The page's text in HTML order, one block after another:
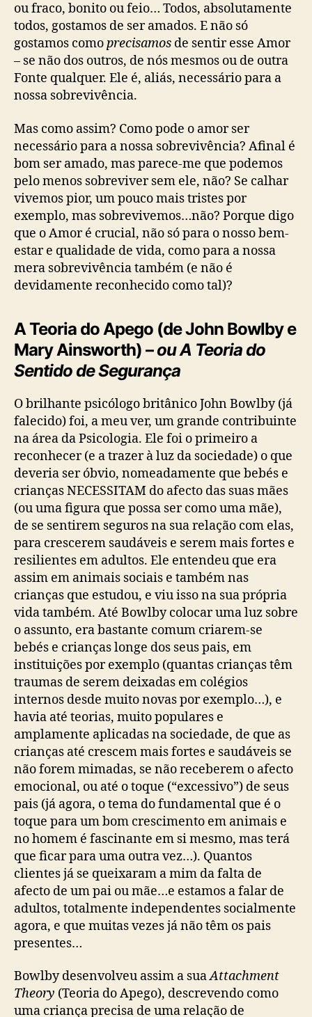
ou fraco, bonito ou feio… Todos, absolutamente
todos, gostamos de ser amados. E não só
gostamos comoprecisamos de sentir esse Amor
– se não dos outros, de nós mesmos ou de outra
Fonte qualquer. Ele é, aliás, necessário para a
nossa sobrevivência.
Mas como assim? Como pode o amor ser
necessário para a nossa sobrevivência? Afinal é
bom ser amado, mas parece-me que podemos
pelo menos sobreviver sem ele, não? Se calhar
vivemos pior, um pouco mais tristes por
exemplo, mas sobrevivemos…não? Porque digo
que o Amor é crucial, não só para o nosso bem-
estar e qualidade de vida, como para a nossa
mera sobrevivência também (e não é
devidamente reconhecido como tal)?
A Teoria do Apego (de John Bowlby e
Mary Ainsworth) –ou A Teoria do
Sentido de Segurança
O brilhante psicólogo britânico John Bowlby (já
falecido) foi, a meu ver, um grande contribuinte
na área da Psicologia. Ele foi o primeiro a
reconhecer (e a trazer à luz da sociedade) o que
deveria ser óbvio, nomeadamente que bebés e
crianças NECESSITAM do afecto das suas mães
(ou uma figura que possa ser como uma mãe),
de se sentirem seguros na sua relação com elas,
para crescerem saudáveis e serem mais fortes e
resilientes em adultos. Ele entendeu que era
assim em animais sociais e também nas
crianças que estudou, e viu isso na sua própria
vida também. Até Bowlby colocar uma luz sobre
o assunto, era bastante comum criarem-se
bebés e crianças longe dos seus pais, em
instituições por exemplo (quantas crianças têm
traumas de serem deixadas em colégios
internos desde muito novas por exemplo…), e
havia até teorias, muito populares e
amplamente aplicadas na sociedade, de que as
crianças até crescem mais fortes e saudáveis se
não forem mimadas, se não receberem o afecto
emocional, ou até o toque (“excessivo”) de seus
pais (já agora, o tema do fundamental que é o
toque para um bom crescimento em animais e
no homem é fascinante em si mesmo, mas terá
que ficar para uma outra vez…). Quantos
clientes já se queixaram a mim da falta de
afecto de um pai ou mãe…e estamos a falar de
adultos, totalmente independentes socialmente
agora, e que muitas vezes já não têm os pais
presentes…
Bowlby desenvolveu assim a suaAttachment
Theory (Teoria do Apego), descrevendo como
uma criança precisa de uma relação de